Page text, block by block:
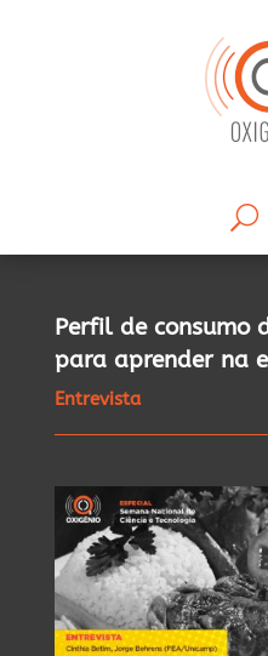
Perfil de consumo
para aprender na
Entrevista